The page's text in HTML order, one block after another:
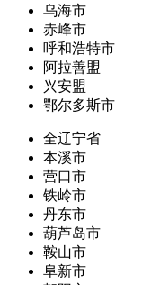
乌海市
赤峰市
呼和浩特市
阿拉善盟
兴安盟
鄂尔多斯市
全辽宁省
本溪市
营口市
铁岭市
丹东市
葫芦岛市
鞍山市
阜新市